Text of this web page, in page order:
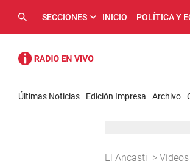
SECCIONES INICIO POLÍTICA Y
Últimas Noticias Edición Impresa Archivo
El Ancasti >